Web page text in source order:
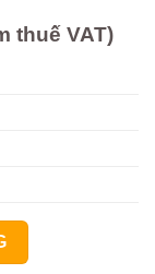
thuế VAT)